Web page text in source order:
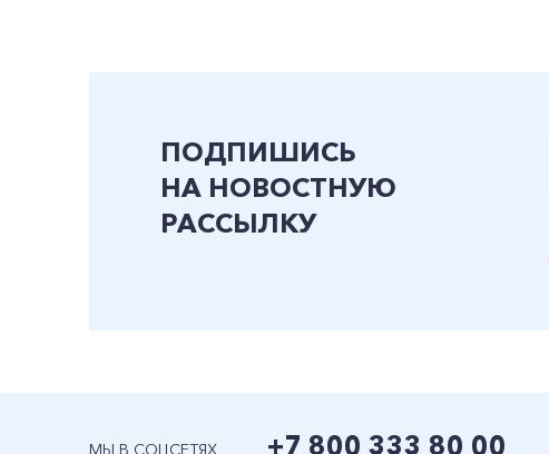
ПОДПИШИСЬ
НА НОВОСТНУЮ
РАССЫЛКУ
МЫ В СОЦСЕТЯХ +7 800 333 80 00